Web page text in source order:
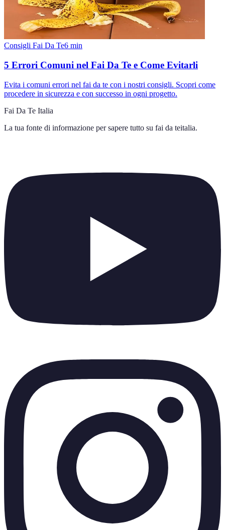
Consigli Fai Da Te6 min
5 Errori Comuni nel Fai Da Te e Come Evitarli
Evita i comuni errori nel fai da te con i nostri consigli. Scopri come
procedere in sicurezza e con successo in ogni progetto.
Fai Da Te Italia
La tua fonte di informazione per sapere tutto su fai da teitalia.